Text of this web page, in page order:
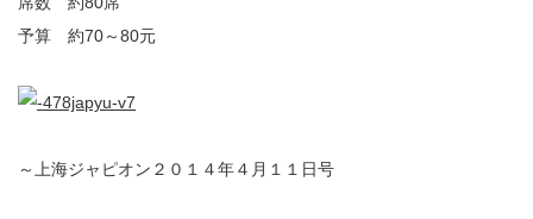
予算 約70～80元
～上海ジャピオン２０１４年４月１１日号